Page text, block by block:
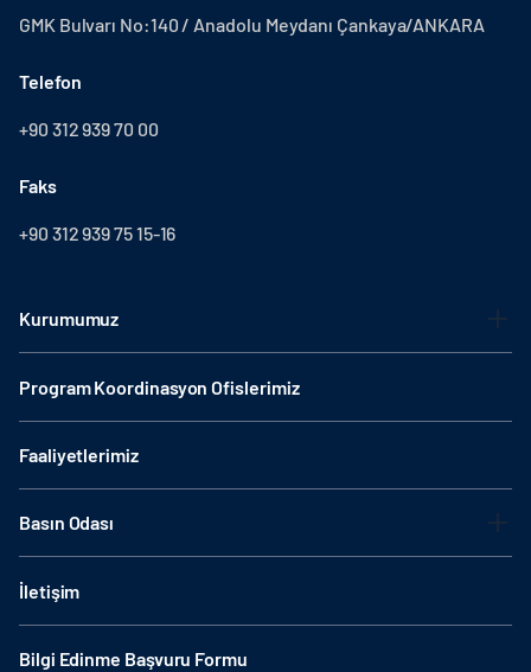
GMK Bulvarı No:140 / Anadolu Meydanı Çankaya/ANKARA
Telefon
+90 312 939 70 00
Faks
+90 312 939 75 15-16
Kurumumuz
Program Koordinasyon Ofislerimiz
Faaliyetlerimiz
Basın Odası
İletişim
Bilgi Edinme Başvuru Formu